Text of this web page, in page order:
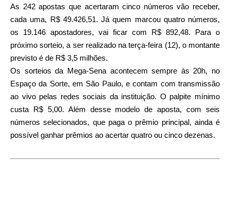
As 242 apostas que acertaram cinco números vão receber,
cada uma, R$ 49.426,51. Já quem marcou quatro números,
os 19.146 apostadores, vai ficar com R$ 892,48. Para o
próximo sorteio, a ser realizado na terça-feira (12), o montante
previsto é de R$ 3,5 milhões.
Os sorteios da Mega-Sena acontecem sempre às 20h, no
Espaço da Sorte, em São Paulo, e contam com transmissão
ao vivo pelas redes sociais da instituição. O palpite mínimo
custa R$ 5,00. Além desse modelo de aposta, com seis
números selecionados, que paga o prêmio principal, ainda é
possível ganhar prêmios ao acertar quatro ou cinco dezenas.